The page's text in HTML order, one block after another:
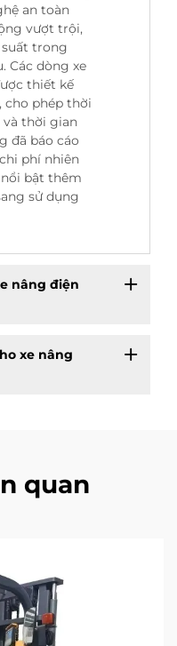
an toàn
vượt trội,
trong
Các dòng xe
thiết kế
cho phép thời
và thời gian
đã báo cáo
phí nhiên
bật thêm
sử dụng
nâng điện
xe nâng
quan